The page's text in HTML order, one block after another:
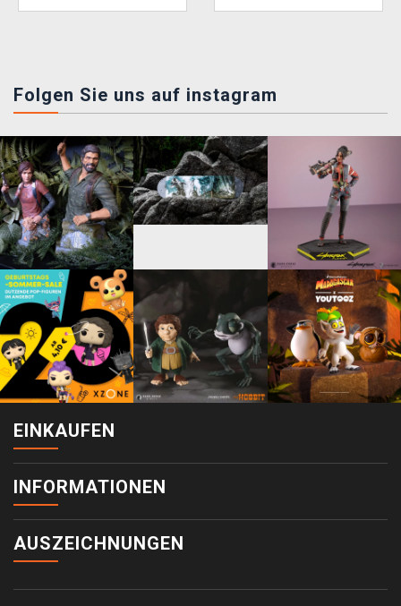
Folgen Sie uns auf instagram
EINKAUFEN
INFORMATIONEN
AUSZEICHNUNGEN